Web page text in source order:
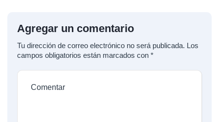
Agregar un comentario
Tu dirección de correo electrónico no será publicada. Los
campos obligatorios están marcados con *